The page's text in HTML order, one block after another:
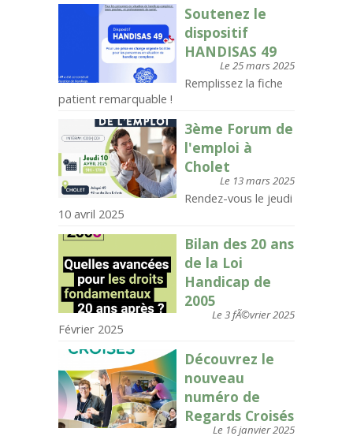
Soutenez le
dispositif
HANDISAS 49
Le 25 mars 2025
Remplissez la fiche
patient remarquable !
3ème Forum de
l'emploi à
Cholet
Le 13 mars 2025
Rendez-vous le jeudi
10 avril 2025
Bilan des 20 ans
de la Loi
Handicap de
2005
Le 3 fÃ©vrier 2025
Février 2025
Découvrez le
nouveau
numéro de
Regards Croisés
Le 16 janvier 2025